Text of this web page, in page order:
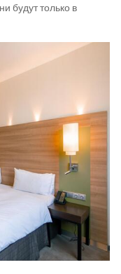
будут только в